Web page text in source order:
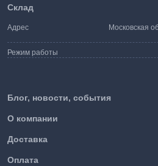
Блог, новости, события
О компании
Доставка
Оплата
Склад
Адрес
Московская
Режим работы